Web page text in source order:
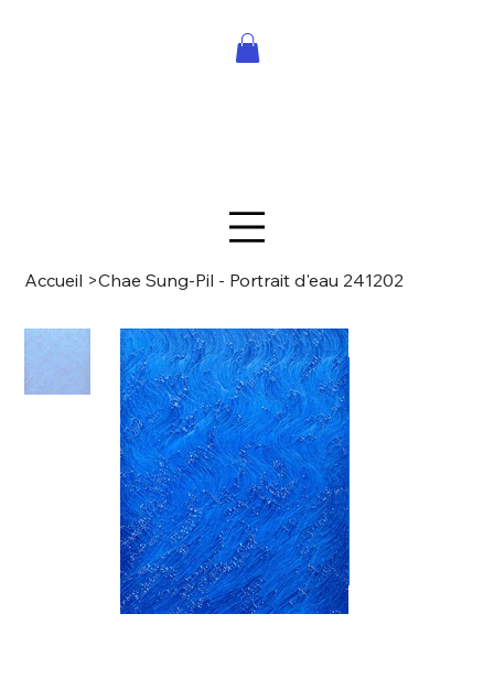
Accueil >Chae Sung-Pil - Portrait d'eau 241202